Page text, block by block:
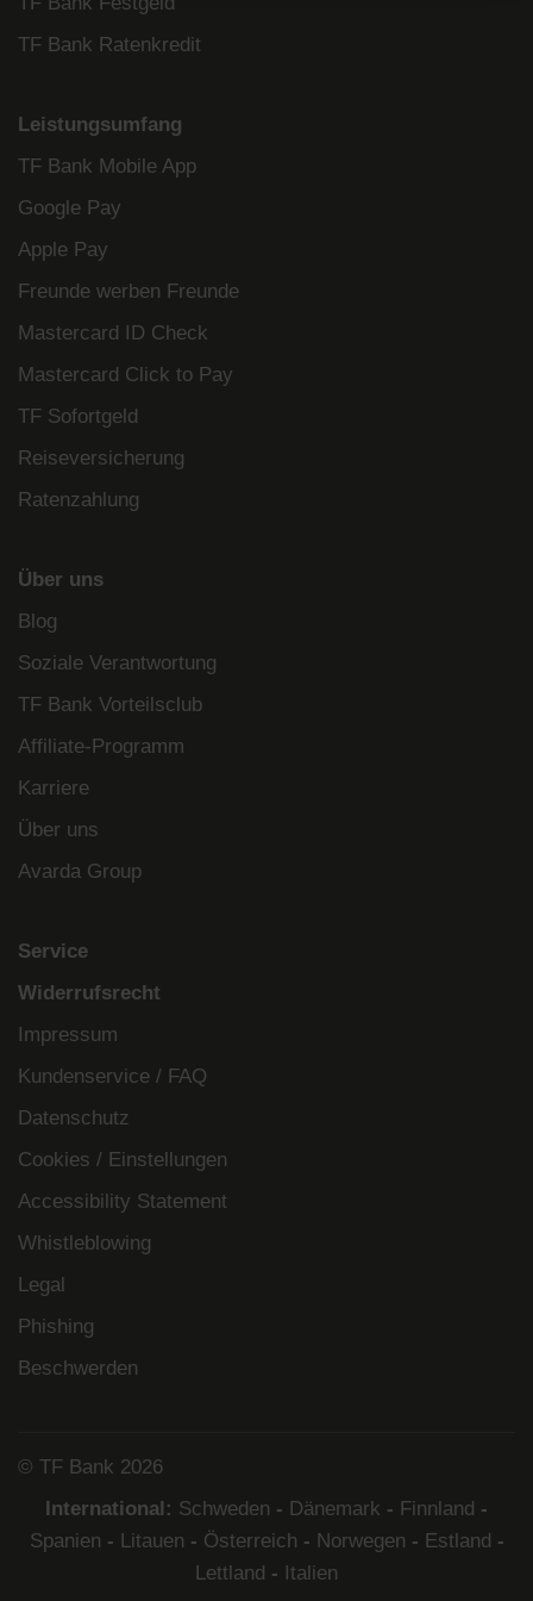
TF Bank Ratenkredit
Leistungsumfang
TF Bank Mobile App
Google Pay
Apple Pay
Freunde werben Freunde
Mastercard ID Check
Mastercard Click to Pay
TF Sofortgeld
Reiseversicherung
Ratenzahlung
Über uns
Blog
Soziale Verantwortung
TF Bank Vorteilsclub
Affiliate-Programm
Karriere
Über uns
Avarda Group
Service
Widerrufsrecht
Impressum
Kundenservice / FAQ
Datenschutz
Cookies / Einstellungen
Accessibility Statement
Whistleblowing
Legal
Phishing
Beschwerden
© TF Bank 2026
International: Schweden - Dänemark - Finnland -
Spanien - Litauen - Österreich - Norwegen - Estland -
Lettland - Italien